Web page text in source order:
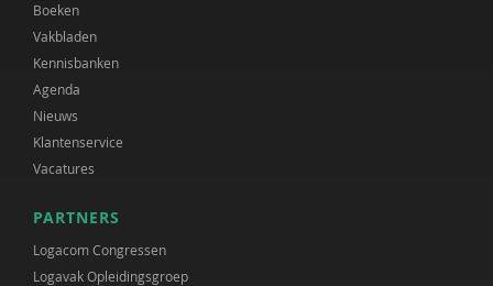
Boeken
Vakbladen
Kennisbanken
Agenda
Nieuws
Klantenservice
Vacatures
PARTNERS
Logacom Congressen
Logavak Opleidingsgroep